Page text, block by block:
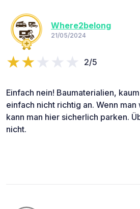
Where2belong
21/05/2024
2/5
Einfach nein! Baumaterialien,
einfach nicht richtig an. Wenn
kann man hier sicherlich parken.
nicht.